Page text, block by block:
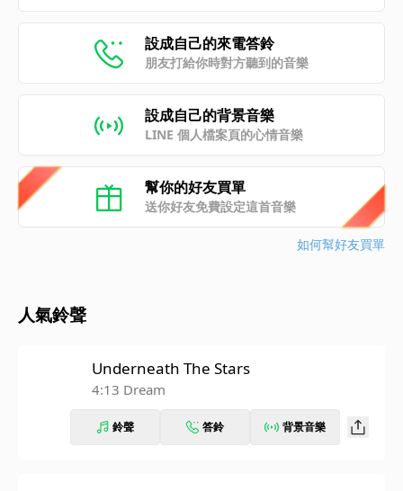
設成自己的來電答鈴
朋友打給你時對方聽到的音樂
設成自己的背景音樂
LINE 個人檔案頁的心情音樂
幫你的好友買單
送你好友免費設定這首音樂
如何幫好友買單
人氣鈴聲
Underneath The Stars
4:13 Dream
鈴聲 答鈴 背景音樂